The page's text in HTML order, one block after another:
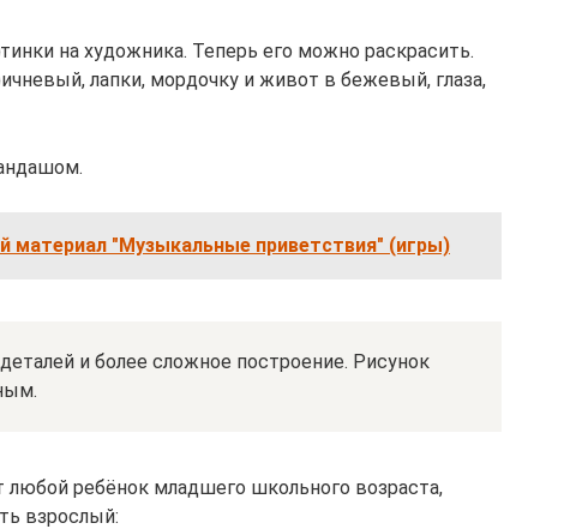
на художника. Теперь его можно раскрасить.
лапки, мордочку и живот в бежевый, глаза,
материал "Музыкальные приветствия" (игры)
и более сложное построение. Рисунок
ребёнок младшего школьного возраста,
взрослый: